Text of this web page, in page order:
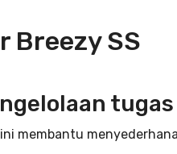
Breezy SS
membantu